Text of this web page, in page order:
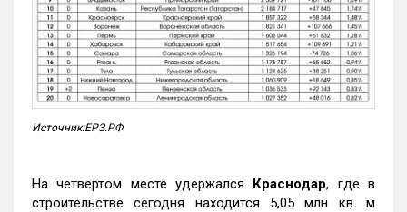
Источник:ЕРЗ.РФ
На четвертом месте удержался Краснодар, где в
строительстве сегодня находится 5,05 млн кв. м